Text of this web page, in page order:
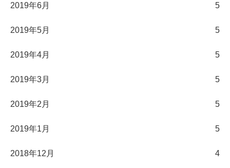
2019年6月 5
2019年5月 5
2019年4月 5
2019年3月 5
2019年2月 5
2019年1月 5
2018年12月 4